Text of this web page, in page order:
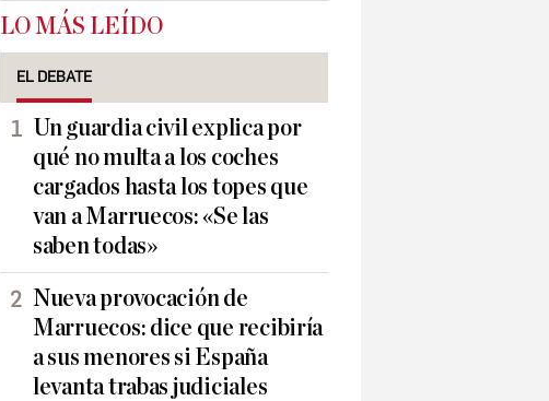
LO MÁS LEÍDO
EL DEBATE
Un guardia civil explica por
qué no multa a los coches
cargados hasta los topes que
van a Marruecos: «Se las
saben todas»
Nueva provocación de
Marruecos: dice que recibiría
a sus menores si España
levanta trabas judiciales